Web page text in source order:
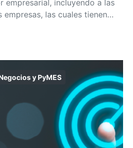
empresarial, incluyendo a las
empresas, las cuales tienen…
y PyMES